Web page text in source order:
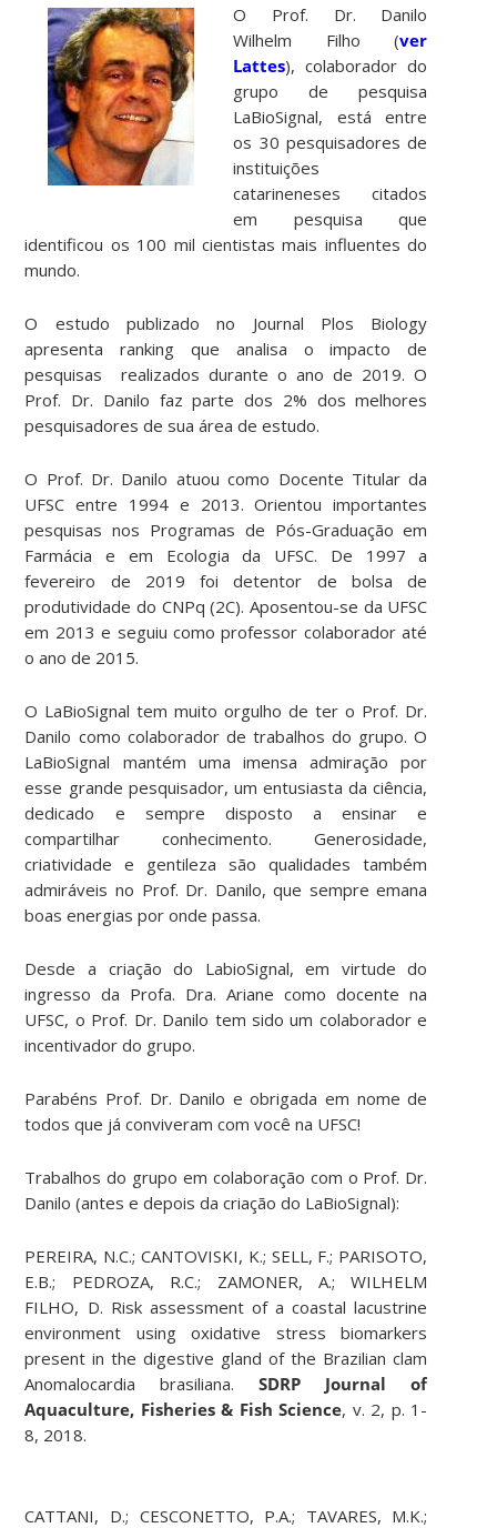
O Prof. Dr. Danilo
Wilhelm Filho (ver
Lattes), colaborador do
grupo de pesquisa
LaBioSignal, está entre
os 30 pesquisadores de
instituições
catarineneses citados
em pesquisa que
identificou os 100 mil cientistas mais influentes do
mundo.
O estudo publizado no Journal Plos Biology
apresenta ranking que analisa o impacto de
pesquisas realizados durante o ano de 2019. O
Prof. Dr. Danilo faz parte dos 2% dos melhores
pesquisadores de sua área de estudo.
O Prof. Dr. Danilo atuou como Docente Titular da
UFSC entre 1994 e 2013. Orientou importantes
pesquisas nos Programas de Pós-Graduação em
Farmácia e em Ecologia da UFSC. De 1997 a
fevereiro de 2019 foi detentor de bolsa de
produtividade do CNPq (2C). Aposentou-se da UFSC
em 2013 e seguiu como professor colaborador até
o ano de 2015.
O LaBioSignal tem muito orgulho de ter o Prof. Dr.
Danilo como colaborador de trabalhos do grupo. O
LaBioSignal mantém uma imensa admiração por
esse grande pesquisador, um entusiasta da ciência,
dedicado e sempre disposto a ensinar e
compartilhar conhecimento. Generosidade,
criatividade e gentileza são qualidades também
admiráveis no Prof. Dr. Danilo, que sempre emana
boas energias por onde passa.
Desde a criação do LabioSignal, em virtude do
ingresso da Profa. Dra. Ariane como docente na
UFSC, o Prof. Dr. Danilo tem sido um colaborador e
incentivador do grupo.
Parabéns Prof. Dr. Danilo e obrigada em nome de
todos que já conviveram com você na UFSC!
Trabalhos do grupo em colaboração com o Prof. Dr.
Danilo (antes e depois da criação do LaBioSignal):
PEREIRA, N.C.; CANTOVISKI, K.; SELL, F.; PARISOTO,
E.B.; PEDROZA, R.C.; ZAMONER, A.; WILHELM
FILHO, D. Risk assessment of a coastal lacustrine
environment using oxidative stress biomarkers
present in the digestive gland of the Brazilian clam
Anomalocardia brasiliana. SDRP Journal of
Aquaculture, Fisheries & Fish Science, v. 2, p. 1-
8, 2018.
CATTANI, D.; CESCONETTO, P.A.; TAVARES, M.K.;